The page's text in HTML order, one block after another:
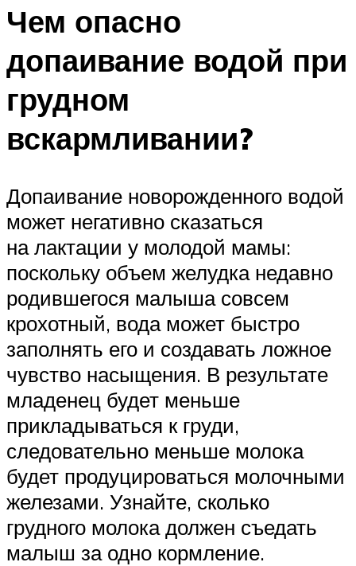
Чем опасно
допаивание водой при
грудном
вскармливании?
Допаивание новорожденного водой
может негативно сказаться
на лактации у молодой мамы:
поскольку объем желудка недавно
родившегося малыша совсем
крохотный, вода может быстро
заполнять его и создавать ложное
чувство насыщения. В результате
младенец будет меньше
прикладываться к груди,
следовательно меньше молока
будет продуцироваться молочными
железами. Узнайте, сколько
грудного молока должен съедать
малыш за одно кормление.